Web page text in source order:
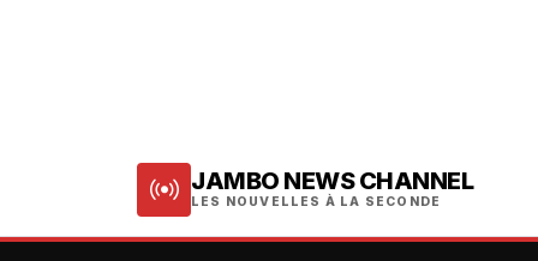
JAMBO NEWS CHANNEL
LES NOUVELLES À LA SECONDE